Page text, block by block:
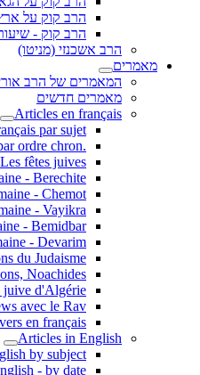
הרב קוק על
הרב קוק -
הרב אשכנזי (מניטו)
מאמרים
המאמרים של הרב
מאמרים חדשים
Articles en français
par sujet
.Articles en français - par ordre chron
Les fêtes juives
- Berechite
- Chemot
- Vayikra
- Bemidbar
- Devarim
du Judaisme
Noachides
juive d'Algérie
avec le Rav
en français
Articles in English
by subject
- by date